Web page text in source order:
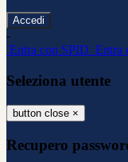
-
Entra con SPID Entra
Seleziona utente
button close ×
Recupero